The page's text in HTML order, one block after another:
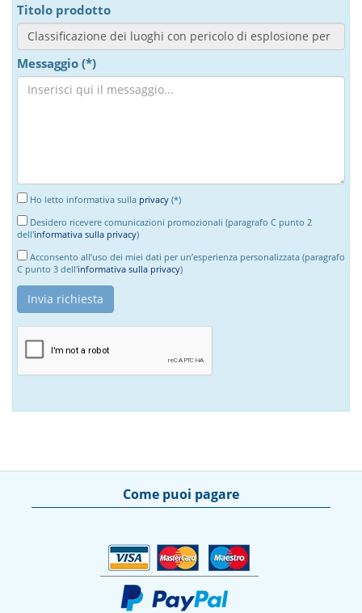
Titolo prodotto
Messaggio (*)
Ho letto informativa sulla privacy (*)
Desidero ricevere comunicazioni promozionali (paragrafo C punto 2
dell'informativa sulla privacy)
Acconsento all’uso dei miei dati per un’esperienza personalizzata (paragrafo
C punto 3 dell'informativa sulla privacy)
Come puoi pagare